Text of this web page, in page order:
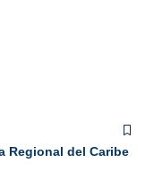
Regional del Caribe